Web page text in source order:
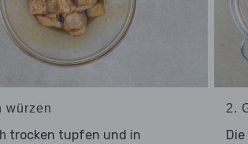
würzen
trocken tupfen und in
2.
Die